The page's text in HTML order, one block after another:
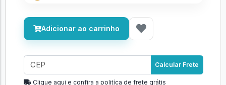
Adicionar ao carrinho
Calcular Frete
Clique aqui e confira a politíca de frete grátis